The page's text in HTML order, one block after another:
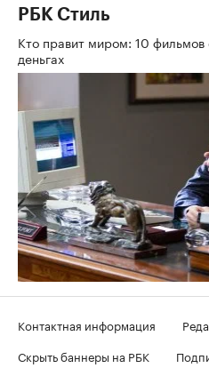
РБК Стиль
Кто правит миром: 10
деньгах
Контактная информация
Скрыть баннеры на РБК